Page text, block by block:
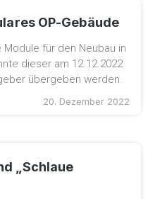
OP-Gebäude
20. Dezember 2022
für den Neubau in
dieser am 12.12.2022
übergeben werden.
„Schlaue